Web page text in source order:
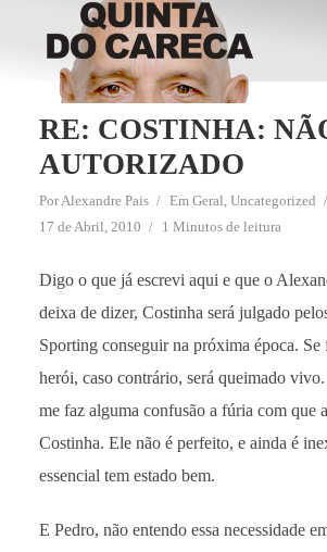
RE: COSTINHA:
AUTORIZADO
PorAlexandre Pais Em Geral, Uncategorized
17 de Abril, 2010
1 Minutos de leitura
Digo o que já escrevi aqui e que o
deixa de dizer, Costinha será julgado
Sporting conseguir na próxima época. Se
herói, caso contrário, será queimado
me faz alguma confusão a fúria com que
Costinha. Ele não é perfeito, e ainda é
essencial tem estado bem.
E Pedro, não entendo essa necessidade